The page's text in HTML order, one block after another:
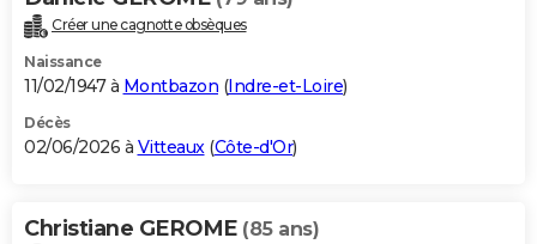
Créer une cagnotte obsèques
Naissance
11/02/1947 à Montbazon (Indre-et-Loire)
Décès
02/06/2026 à Vitteaux (Côte-d'Or)
Christiane GEROME (85 ans)